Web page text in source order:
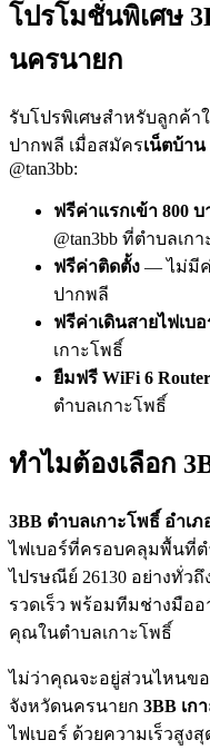
โปรโมชั่นพิเศษ
นครนายก
รับโปรพิเศษสำหรับลูกค้า
ปากพลี เมื่อสมัครเน็ตบ้าน
@tan3bb:
ฟรีค่าแรกเข้า 800 บ
@tan3bb ที่ตำบลเก
ฟรีค่าติดตั้ง — ไม่มีค่
ปากพลี
ฟรีค่าเดินสายไฟเบอ
เกาะโพธิ์
ยืมฟรี WiFi 6 Router
ตำบลเกาะโพธิ์
ทำไมต้องเลือก
3BB ตำบลเกาะโพธิ์ อำเ
ไฟเบอร์ที่ครอบคลุมพื้นที่
ไปรษณีย์ 26130 อย่างทั่วถึ
รวดเร็ว พร้อมทีมช่างมือ
คุณในตำบลเกาะโพธิ์
ไม่ว่าคุณจะอยู่ส่วนไหนขอ
จังหวัดนครนายก 3BB เก
ไฟเบอร์ ด้วยความเร็วสูง